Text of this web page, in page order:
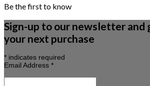
Be the first to know
Sign-up to our newsletter and
your next purchase
* indicates required
Email Address *